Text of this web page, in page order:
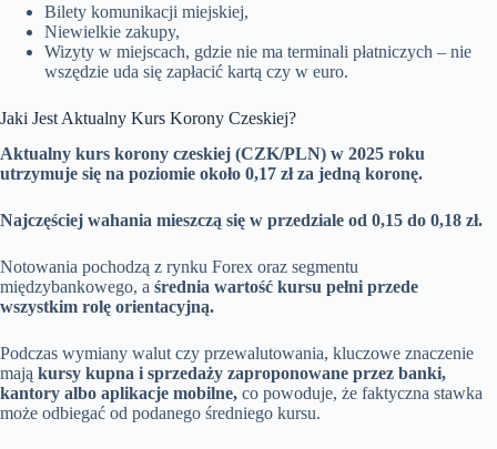
Bilety komunikacji miejskiej,
Niewielkie zakupy,
Wizyty w miejscach, gdzie nie ma terminali płatniczych – nie
wszędzie uda się zapłacić kartą czy w euro.
Jaki Jest Aktualny Kurs Korony Czeskiej?
Aktualny kurs korony czeskiej (CZK/PLN) w 2025 roku
utrzymuje się na poziomie około 0,17 zł za jedną koronę.
Najczęściej wahania mieszczą się w przedziale od 0,15 do 0,18 zł.
Notowania pochodzą z rynku Forex oraz segmentu
międzybankowego, a średnia wartość kursu pełni przede
wszystkim rolę orientacyjną.
Podczas wymiany walut czy przewalutowania, kluczowe znaczenie
mają kursy kupna i sprzedaży zaproponowane przez banki,
kantory albo aplikacje mobilne, co powoduje, że faktyczna stawka
może odbiegać od podanego średniego kursu.